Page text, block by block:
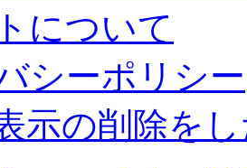
について
シーポリシー
示の削除を